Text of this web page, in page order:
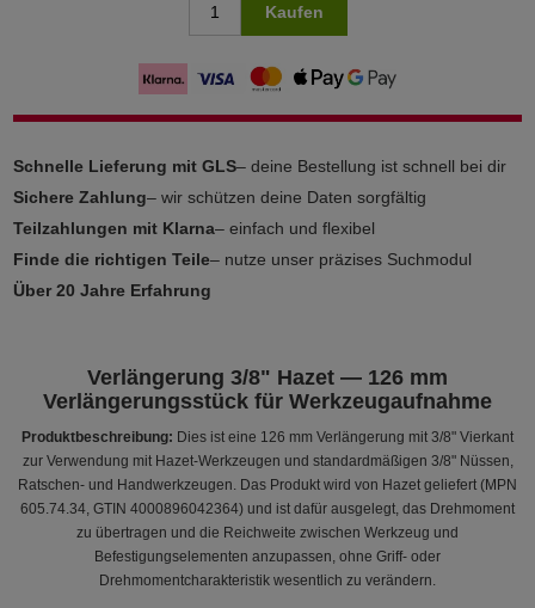
Kaufen
Schnelle Lieferung mit GLS– deine Bestellung ist schnell bei dir
Sichere Zahlung– wir schützen deine Daten sorgfältig
Teilzahlungen mit Klarna– einfach und flexibel
Finde die richtigen Teile– nutze unser präzises Suchmodul
Über 20 Jahre Erfahrung
Verlängerung 3/8" Hazet — 126 mm
Verlängerungsstück für Werkzeugaufnahme
Produktbeschreibung: Dies ist eine 126 mm Verlängerung mit 3/8" Vierkant
zur Verwendung mit Hazet-Werkzeugen und standardmäßigen 3/8" Nüssen,
Ratschen- und Handwerkzeugen. Das Produkt wird von Hazet geliefert (MPN
605.74.34, GTIN 4000896042364) und ist dafür ausgelegt, das Drehmoment
zu übertragen und die Reichweite zwischen Werkzeug und
Befestigungselementen anzupassen, ohne Griff- oder
Drehmomentcharakteristik wesentlich zu verändern.